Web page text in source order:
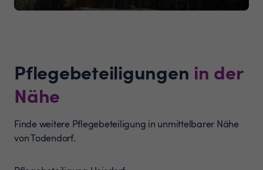
Pflegebeteiligungen in der
Nähe
Finde weitere Pflegebeteiligung in unmittelbarer Nähe
von Todendorf.